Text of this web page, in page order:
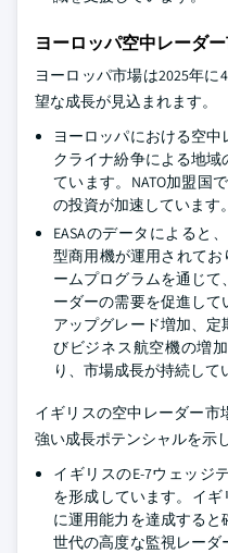
ヨーロッパ空中レーダ
ヨーロッパ市場は2025年
望な成長が見込まれます。
ヨーロッパにおける空
クライナ紛争による地
ています。NATO加盟国
の投資が加速しています。
EASAのデータによると
型商用機が運用されてお
ームプログラムを通じ
ーダーの需要を促進し
アップグレード増加、
びビジネス航空機の増
り、市場成長が持続して
イギリスの空中レーダー市
強い成長ポテンシャルを示
イギリスのE-7ウェッジ
を形成しています。イ
に運用能力を達成する
世代の高度な監視レーダ